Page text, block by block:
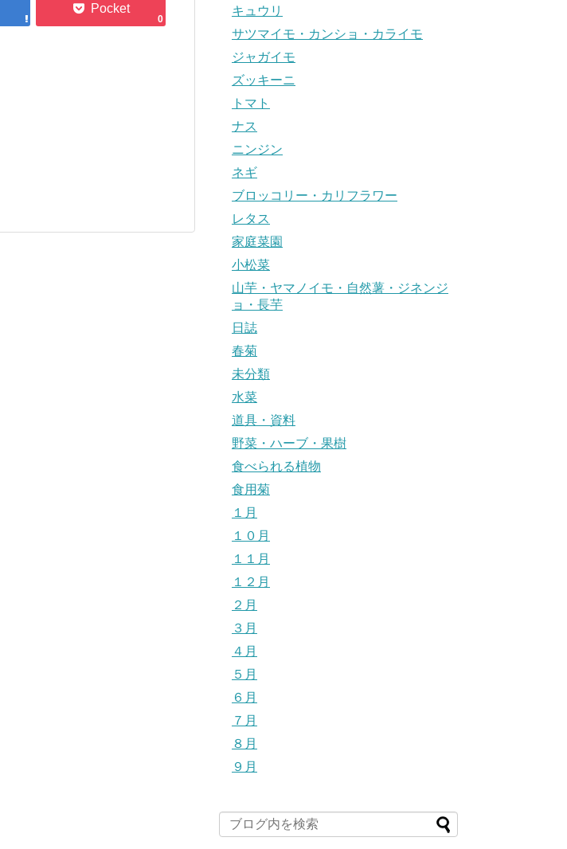
0
キュウリ
サツマイモ・カンショ・カライモ
ジャガイモ
ズッキーニ
トマト
ナス
ニンジン
ネギ
ブロッコリー・カリフラワー
レタス
家庭菜園
小松菜
山芋・ヤマノイモ・自然薯・ジネンジ
ョ・長芋
日誌
春菊
未分類
水菜
道具・資料
野菜・ハーブ・果樹
食べられる植物
食用菊
１月
１０月
１１月
１２月
２月
３月
４月
５月
６月
７月
８月
９月